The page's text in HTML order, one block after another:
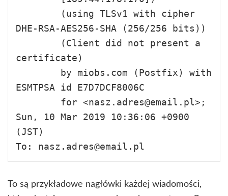
DHE-RSA-AES256-SHA (256/256 bits))
certificate)
ESMTPSA id E7D7DCF8006C
Sun, 10 Mar 2019 10:36:06 +0900
(JST)
To: nasz.adres@email.pl
To są przykładowe nagłówki każdej wiadomości,